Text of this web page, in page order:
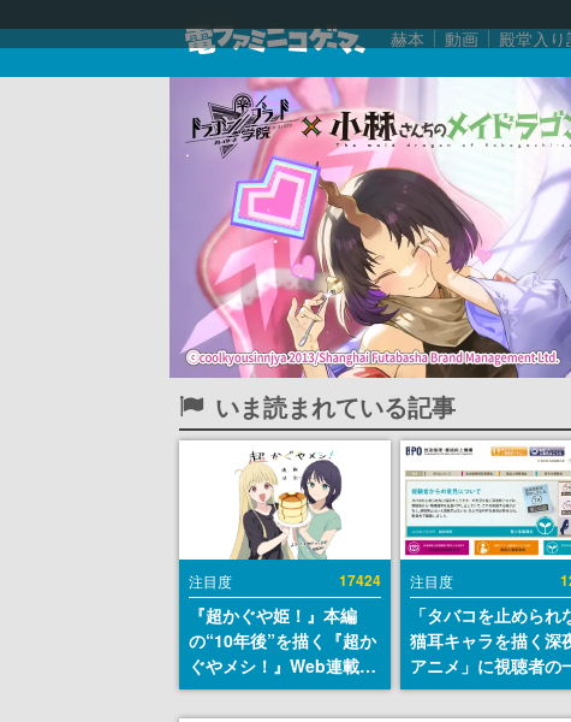
赫本 動画 殿堂入
いま読まれている記事
注目度 17424
『超かぐや姫！』本編
の“10年後”を描く『超か
ぐやメシ！』Web連載決
定。新たなWebマンガレ
ーベル「ビビビコミッ
注目度
「タバコを止められ
猫耳キャラを描く深
アニメ」に視聴者の
から批判意見。違法
の使用と思しき描写